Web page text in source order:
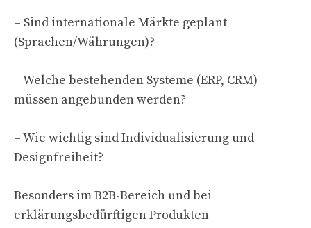
– Sind internationale Märkte geplant
(Sprachen/Währungen)?
– Welche bestehenden Systeme (ERP, CRM)
müssen angebunden werden?
– Wie wichtig sind Individualisierung und
Designfreiheit?
Besonders im B2B-Bereich und bei
erklärungsbedürftigen Produkten